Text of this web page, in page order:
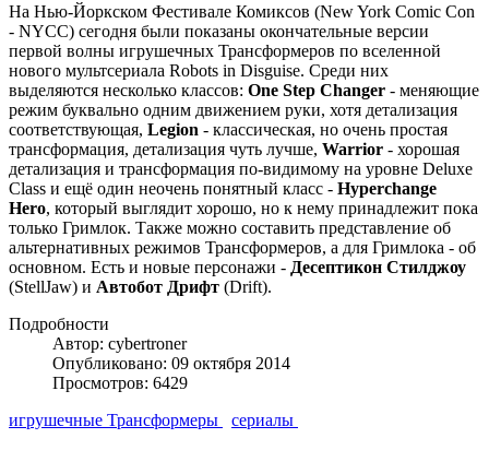
На Нью-Йоркском Фестивале Комиксов (New York Comic Con
- NYCC) сегодня были показаны окончательные версии
первой волны игрушечных Трансформеров по вселенной
нового мультсериала Robots in Disguise. Среди них
выделяются несколько классов: One Step Changer - меняющие
режим буквально одним движением руки, хотя детализация
соответствующая, Legion - классическая, но очень простая
трансформация, детализация чуть лучше, Warrior - хорошая
детализация и трансформация по-видимому на уровне Deluxe
Class и ещё один неочень понятный класс - Hyperchange
Hero, который выглядит хорошо, но к нему принадлежит пока
только Гримлок. Также можно составить представление об
альтернативных режимов Трансформеров, а для Гримлока - об
основном. Есть и новые персонажи - Десептикон Стилджоу
(StellJaw) и Автобот Дрифт (Drift).
Подробности
Автор: cybertroner
Опубликовано: 09 октября 2014
Просмотров: 6429
игрушечные Трансформеры
сериалы